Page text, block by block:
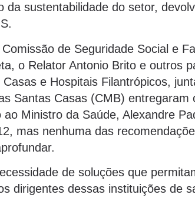
da sustentabilidade do setor,
de Seguridade Social e
o Relator Antonio Brito e outros
e Hospitais Filantrópicos,
Santas Casas (CMB)
ao Ministro da Saúde, Alexandre
mas nenhuma das
de soluções que
dirigentes dessas instituições de